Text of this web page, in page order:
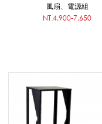
機
風扇、電源組
NT.4,900-7,650